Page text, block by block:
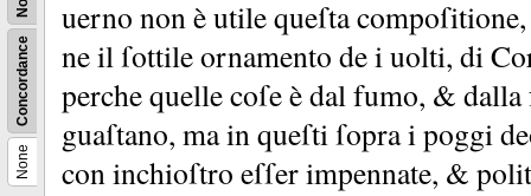
None
Concordance
uerno non è utile queſta
ne il ſottile ornamento de i uolti, di
perche quelle coſe è dal fumo, &
guaſtano, ma in queſti ſopra i poggi
con inchioſtro eſſer impennate, &